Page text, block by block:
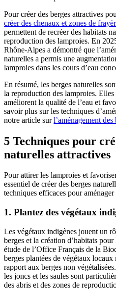
Pour créer des berges attractives
créer des chenaux et zones de
permettent de recréer des habitats
reproduction des lamproies. En
Rhône-Alpes a démontré que
naturelles a permis une
lamproies dans les cours d’eau
En résumé, les berges naturelles
la reproduction des lamproies.
améliorent la qualité de l’eau et
savoir plus sur les techniques
notre article surl’aménagement
5 Techniques pour
naturelles attractives
Pour attirer les lamproies et
essentiel de créer des berges
techniques efficaces pour aménager
1. Plantez des végétaux
Les végétaux indigènes jouent un
berges et la création d’habitats
étude de l’Office Français de la
berges plantées de végétaux
rapport aux berges non
les joncs et les saules sont
des abris et des zones de